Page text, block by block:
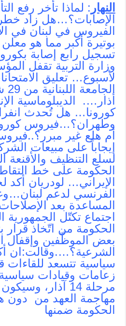
النهار : لماذا تأخر رفع
الإصابات؟…هل زاد خطر
الفيروس في لبنان في
بوتيرة أكبر مما هو
تسجيل رابع إصابة
وزارة التربية تقفل
لأسبوع… تعليق
أذار…. الديبلوماسية
كورونا… هل تُحدث
وطهران؟…فيروس
أم هلع غير
إيجاباً على مبيعات
لسلع التنظيف والأقنعة
الحكومة على خط
الإيراني… لودريان أكد
الفرنسي لدعم
المساعدة بعد
اجتماع تكتّل الجمهورية
الحكومة من اتّخاذ قرار
بعض الموظّفين وإقفال
الشرعية؟….وقالت:ان
سياسية تتسعد للقاءات
زعامات وقيادات
مرحلة 14 آذار،
مهاجمة العهد من دون
الحكومة ضمنها